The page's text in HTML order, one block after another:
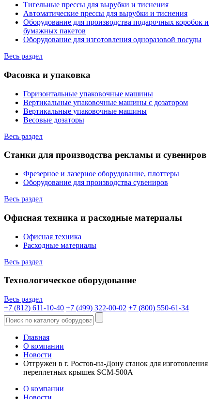
Тигельные прессы для вырубки и тиснения
Автоматические прессы для вырубки и тиснения
Оборудование для производства подарочных коробок и
бумажных пакетов
Оборудование для изготовления одноразовой посуды
Весь раздел
Фасовка и упаковка
Горизонтальные упаковочные машины
Вертикальные упаковочные машины с дозатором
Вертикальные упаковочные машины
Весовые дозаторы
Весь раздел
Станки для производства рекламы и сувениров
Фрезерное и лазерное оборудование, плоттеры
Оборудование для производства сувениров
Весь раздел
Офисная техника и расходные материалы
Офисная техника
Расходные материалы
Весь раздел
Технологическое оборудование
Весь раздел
+7 (812) 611-10-40 +7 (499) 322-00-02 +7 (800) 550-61-34
Главная
О компании
Новости
Отгружен в г. Ростов-на-Дону станок для изготовления
переплетных крышек SCM-500A
О компании
Новости